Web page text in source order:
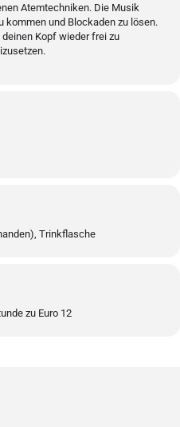
Atemtechniken. Die Musik
kommen und Blockaden zu lösen.
Kopf wieder frei zu
Trinkflasche
zu Euro 12